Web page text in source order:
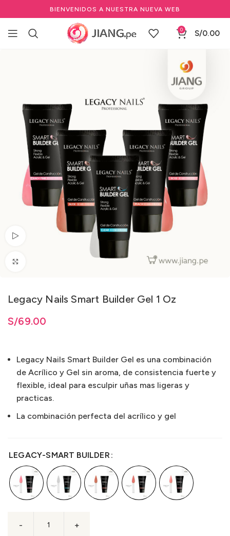
BIENVENIDOS A NUESTRA NUEVA WEB
0 S/0.00
LEGACY NAILS
Legacy Nails Smart Builder Gel 1 Oz
S/69.00
S/69.00
Legacy Nails Smart Builder Gel es una combinación
de Acrílico y Gel sin aroma, de consistencia fuerte y
flexible, ideal para esculpir uñas mas ligeras y
practicas.
La combinación perfecta del acrílico y gel
LEGACY-SMART BUILDER